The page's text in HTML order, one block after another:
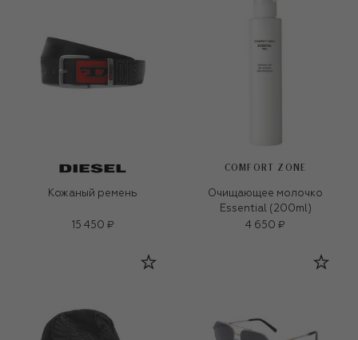
Кожаный ремень
15 450 ₽
COMFORT ZONE
Очищающее молочко
Essential (200ml)
4 650 ₽